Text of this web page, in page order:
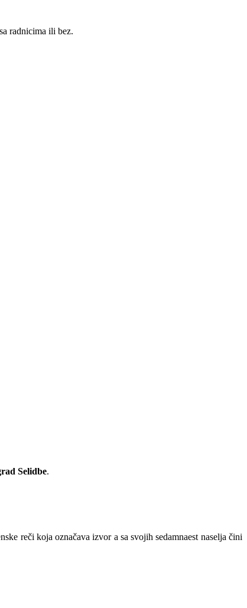
radnicima ili bez.
Selidbe.
reči koja označava izvor a sa svojih sedamnaest naselja čini